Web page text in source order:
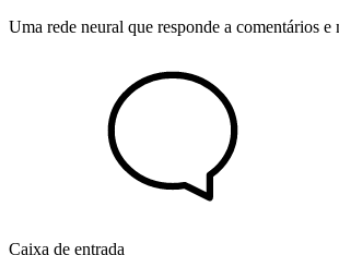
Uma rede neural que responde a comentários
Caixa de entrada